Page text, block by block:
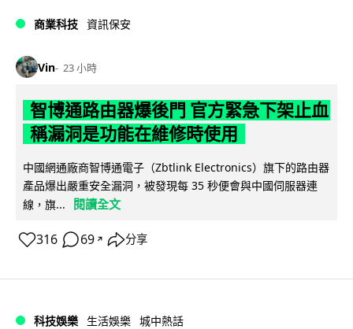
商業科技 資訊保安
Vin 23 小時
智博通路由器爆後門 官方緊急下架止血
稱漏洞是功能在維修時使用
中國網通廠商智博通電子（Zbtlink Electronics）旗下的路由器
產品爆出嚴重安全漏洞，被發現每 35 秒便會與中國伺服器連
線，旗...
閱讀全文
316 69 ↗ 分享
科技娛樂 生活娛樂 城中熱話